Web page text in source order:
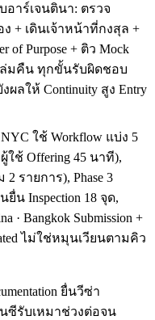
อาร์เจนตินา: ตรวจ
+ เดินเจ้าหน้าที่กงสุล +
Purpose + ติว Mock
ล่มคืน ทุกขั้นรับผิดชอบ
ลให้ Continuity สูง Entry
ใช้ Workflow แบ่ง 5
ใช้ Offering 45 นาที),
2 รายการ), Phase 3
ยื่น Inspection 18 จุด,
· Bangkok Submission +
ไม่ใช่หมุนเวียนตามคิว
ยื่นวีซ่า
ซีรับเหมาช่วงต่อจน